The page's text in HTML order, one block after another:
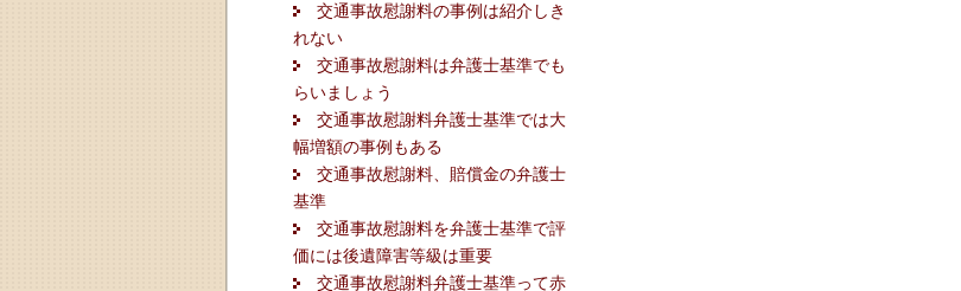
交通事故慰謝料の事例は紹介しき
れない
交通事故慰謝料は弁護士基準でも
らいましょう
交通事故慰謝料弁護士基準では大
幅増額の事例もある
交通事故慰謝料、賠償金の弁護士
基準
交通事故慰謝料を弁護士基準で評
価には後遺障害等級は重要
交通事故慰謝料弁護士基準って赤